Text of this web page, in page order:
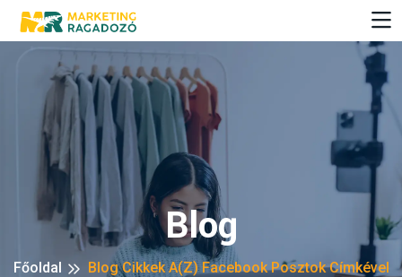
Blog
Főoldal Blog Cikkek A(z) Facebook Posztok Címkével